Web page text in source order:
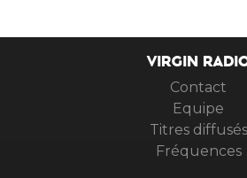
VIRGIN
Contact
Equipe
Titres diffusés
Fréquences